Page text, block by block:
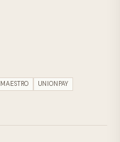
MAESTRO UNIONPAY